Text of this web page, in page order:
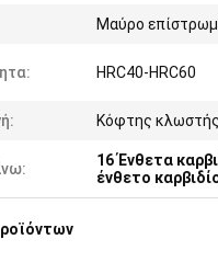
Μαύρο
HRC40-HRC60
Κόφτης κλωστής
16 Ένθετα
ένθετο